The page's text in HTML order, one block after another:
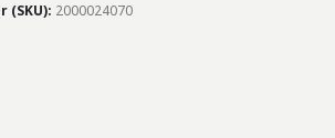
(SKU): 2000024070